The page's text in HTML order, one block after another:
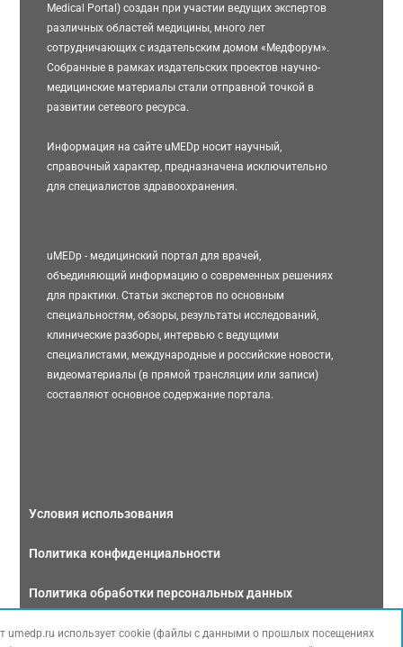
Medical Portal) создан при участии ведущих экспертов
различных областей медицины, много лет
сотрудничающих с издательским домом «Медфорум».
Собранные в рамках издательских проектов научно-
медицинские материалы стали отправной точкой в
развитии сетевого ресурса.
Информация на сайте uMEDp носит научный,
справочный характер, предназначена исключительно
для специалистов здравоохранения.
uMEDp - медицинский портал для врачей,
объединяющий информацию о современных решениях
для практики. Статьи экспертов по основным
специальностям, обзоры, результаты исследований,
клинические разборы, интервью с ведущими
специалистами, международные и российские новости,
видеоматериалы (в прямой трансляции или записи)
составляют основное содержание портала.
Условия использования
Политика конфиденциальности
Политика обработки персональных данных
Связаться с нами
umedp.ru использует cookie (файлы с данными о прошлых посещениях